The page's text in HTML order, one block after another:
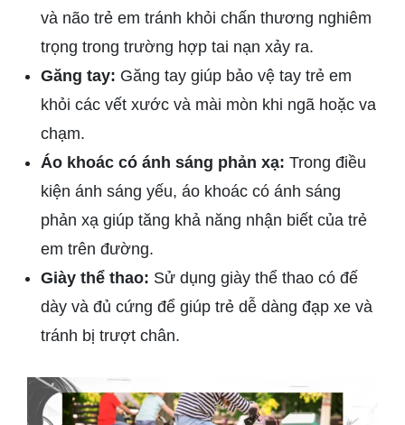
và não trẻ em tránh khỏi chấn thương nghiêm
trọng trong trường hợp tai nạn xảy ra.
Găng tay: Găng tay giúp bảo vệ tay trẻ em
khỏi các vết xước và mài mòn khi ngã hoặc va
chạm.
Áo khoác có ánh sáng phản xạ: Trong điều
kiện ánh sáng yếu, áo khoác có ánh sáng
phản xạ giúp tăng khả năng nhận biết của trẻ
em trên đường.
Giày thể thao: Sử dụng giày thể thao có đế
dày và đủ cứng để giúp trẻ dễ dàng đạp xe và
tránh bị trượt chân.